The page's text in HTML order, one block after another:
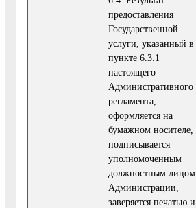
предоставления
Государственной
услуги, указанный в
пункте 6.3.1
настоящего
Административного
регламента,
оформляется на
бумажном носителе,
подписывается
уполномоченным
должностным лицом
Администрации,
заверяется печатью и